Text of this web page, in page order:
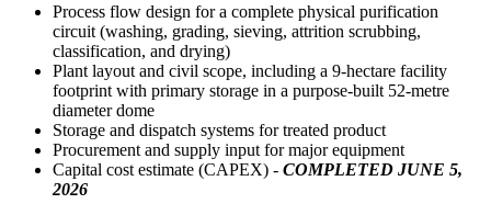
Process flow design for a complete physical purification
circuit (washing, grading, sieving, attrition scrubbing,
classification, and drying)
Plant layout and civil scope, including a 9-hectare facility
footprint with primary storage in a purpose-built 52-metre
diameter dome
Storage and dispatch systems for treated product
Procurement and supply input for major equipment
Capital cost estimate (CAPEX) - COMPLETED JUNE 5,
2026